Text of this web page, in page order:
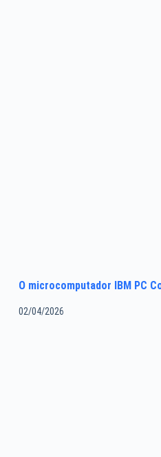
O microcomputador IBM PC
02/04/2026